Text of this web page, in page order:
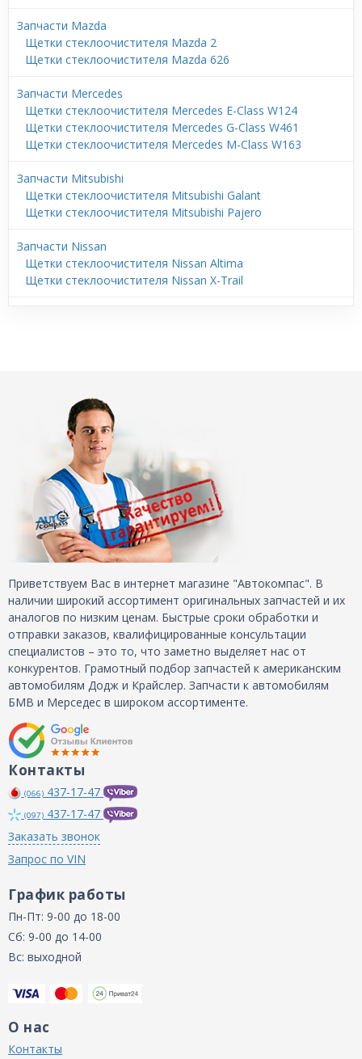
Запчасти Mazda
Щетки стеклоочистителя Mazda 2
Щетки стеклоочистителя Mazda 626
Запчасти Mercedes
Щетки стеклоочистителя Mercedes E-Class W124
Щетки стеклоочистителя Mercedes G-Class W461
Щетки стеклоочистителя Mercedes M-Class W163
Запчасти Mitsubishi
Щетки стеклоочистителя Mitsubishi Galant
Щетки стеклоочистителя Mitsubishi Pajero
Запчасти Nissan
Щетки стеклоочистителя Nissan Altima
Щетки стеклоочистителя Nissan X-Trail
Приветствуем Вас в интернет магазине "Автокомпас". В
наличии широкий ассортимент оригинальных запчастей и их
аналогов по низким ценам. Быстрые сроки обработки и
отправки заказов, квалифицированные консультации
специалистов – это то, что заметно выделяет нас от
конкурентов. Грамотный подбор запчастей к американским
автомобилям Додж и Крайслер. Запчасти к автомобилям
БМВ и Мерседес в широком ассортименте.
Контакты
(066) 437-17-47
(097) 437-17-47
Заказать звонок
Запрос по VIN
График работы
Пн-Пт: 9-00 до 18-00
Сб: 9-00 до 14-00
Вс: выходной
О нас
Контакты